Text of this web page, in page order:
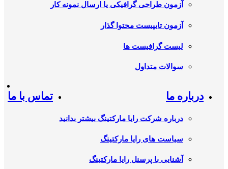
آزمون طراحی گرافیکی یا ارسال نمونه کار
آزمون تایپیست محتوا گذار
لیست گرافیست ها
سوالات متداول
درباره ما
درباره شرکت رایا مارکتینگ بیشتر بدانید
سیاست های رایا مارکتینگ
آشنایی با پرسنل رایا مارکتینگ
تماس با ما